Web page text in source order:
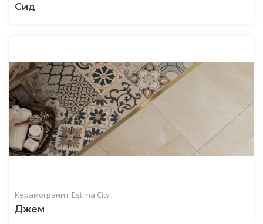
Сид
Керамогранит Estima City
Джем